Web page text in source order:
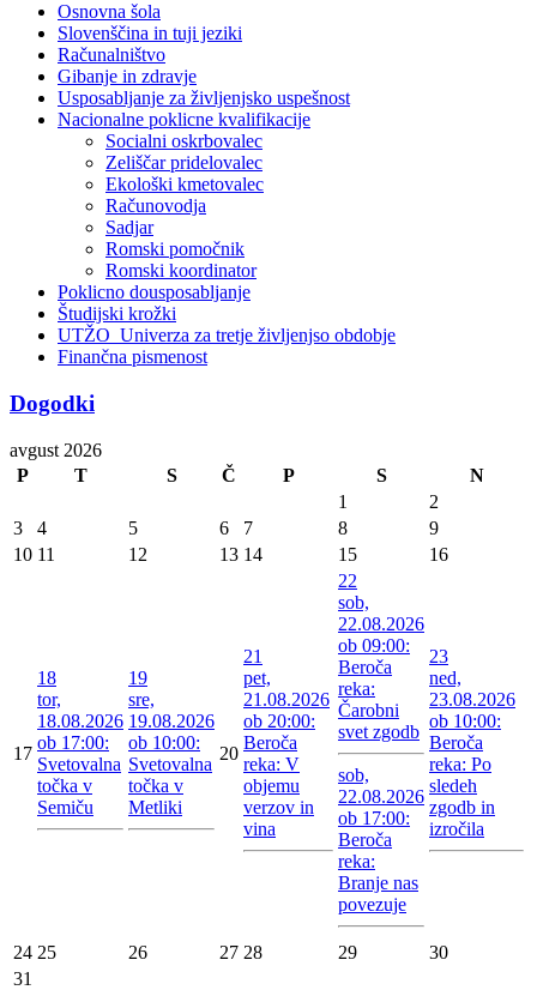
Osnovna šola
Slovenščina in tuji jeziki
Računalništvo
Gibanje in zdravje
Usposabljanje za življenjsko uspešnost
Nacionalne poklicne kvalifikacije
Socialni oskrbovalec
Zeliščar pridelovalec
Ekološki kmetovalec
Računovodja
Sadjar
Romski pomočnik
Romski koordinator
Poklicno dousposabljanje
Študijski krožki
UTŽO_Univerza za tretje življenjso obdobje
Finančna pismenost
Dogodki
avgust 2026
P
T S Č P S
N
1
2
3
4 5 6 7 8
9
10 11 12 13 14 15 16
17
18
tor,
18.08.2026
ob 17:00:
Svetovalna
točka v
Semiču
19
sre,
19.08.2026
ob 10:00:
Svetovalna
točka v
Metliki
20
21
pet,
21.08.2026
ob 20:00:
Beroča
reka: V
objemu
verzov in
vina
22
sob,
22.08.2026
ob 09:00:
Beroča
reka:
Čarobni
svet zgodb
sob,
22.08.2026
ob 17:00:
Beroča
reka:
Branje nas
povezuje
23
ned,
23.08.2026
ob 10:00:
Beroča
reka: Po
sledeh
zgodb in
izročila
24 25 26 27 28 29
30
31